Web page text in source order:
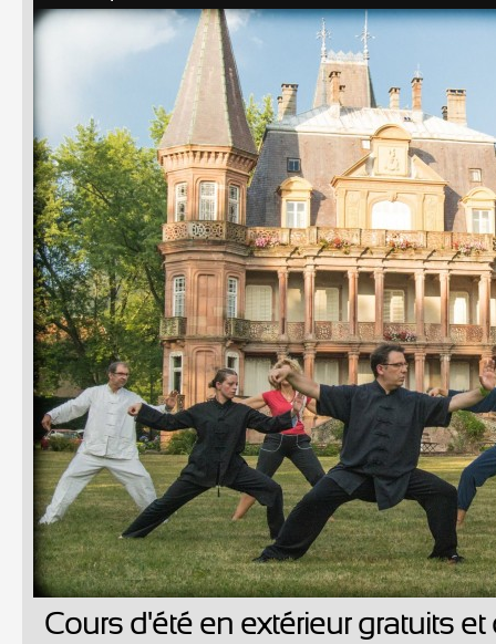
Cours d'été en extérieur gratuits et